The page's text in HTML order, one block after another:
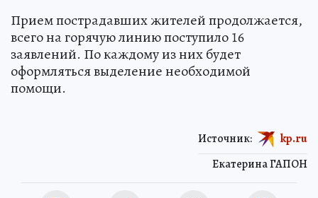
Прием пострадавших жителей продолжается,
всего на горячую линию поступило 16
заявлений. По каждому из них будет
оформляться выделение необходимой
помощи.
Екатерина ГАПОН
Источник: kp.ru